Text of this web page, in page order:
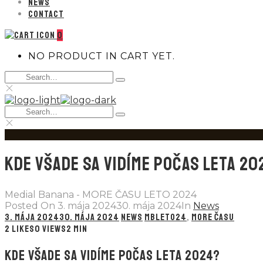
NEWS
CONTACT
0
NO PRODUCT IN CART YET.
Search
for:
Type
Search
for:
Type
and
KDE VŠADE SA VIDÍME POČAS LETA
Medial Banana - MORE ČASU LETO 2024
Posted On 3. mája 202430. mája 2024In News
3. MÁJA 202430. MÁJA 2024 NEWS MBLETO24, MORE ČASU
2 LIKES0 VIEWS2 MIN
KDE VŠADE SA VIDÍME POČAS LETA 2024?